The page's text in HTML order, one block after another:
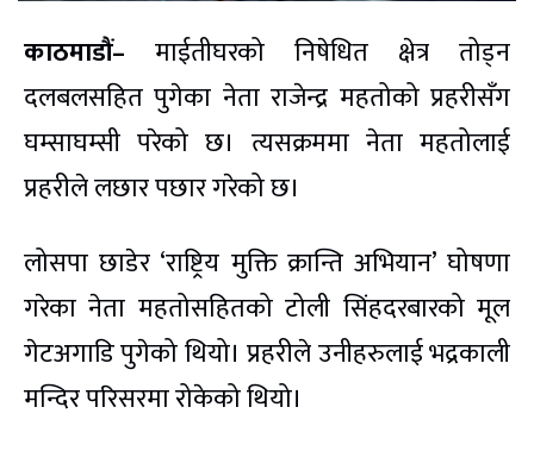
काठमाडौं– माईतीघरको निषेधित क्षेत्र तोड्न
दलबलसहित पुगेका नेता राजेन्द्र महतोको प्रहरीसँग
घम्साघम्सी परेको छ। त्यसक्रममा नेता महतोलाई
प्रहरीले लछार पछार गरेको छ।
लोसपा छाडेर ‘राष्ट्रिय मुक्ति क्रान्ति अभियान’ घोषणा
गरेका नेता महतोसहितको टोली सिंहदरबारको मूल
गेटअगाडि पुगेको थियो। प्रहरीले उनीहरुलाई भद्रकाली
मन्दिर परिसरमा रोकेको थियो।